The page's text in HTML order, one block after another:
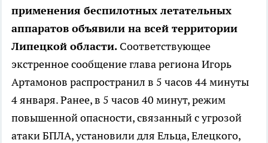
применения беспилотных летательных
аппаратов объявили на всей территории
Липецкой области. Соответствующее
экстренное сообщение глава региона Игорь
Артамонов распространил в 5 часов 44 минуты
4 января. Ранее, в 5 часов 40 минут, режим
повышенной опасности, связанный с угрозой
атаки БПЛА, установили для Ельца, Елецкого,